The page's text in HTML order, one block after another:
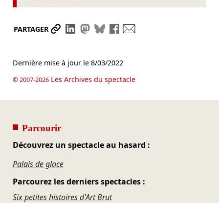
PARTAGER Partager le lien
Partager sur LinkedIn
Partager sur Mastodon
Partager sur Bluesky
Partager sur Facebook
Dernière mise à jour le 8/03/2022
© 2007-2026Les Archives du spectacle
Parcourir
Découvrez un spectacle au hasard :
Palais de glace
Parcourez les derniers spectacles :
Six petites histoires d'Art Brut